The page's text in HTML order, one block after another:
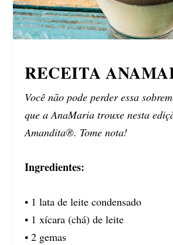
RECEITA
Você não pode perder essa
que a AnaMaria trouxe nesta
Amandita®. Tome nota!
Ingredientes:
• 1 lata de leite condensado
• 1 xícara (chá) de leite
• 2 gemas